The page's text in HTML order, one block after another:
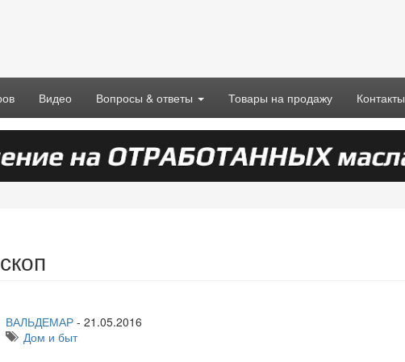
Видео Вопросы & ответы Товары на продажу Контакты
ВАЛЬДЕМАР- 21.05.2016
Дом и быт